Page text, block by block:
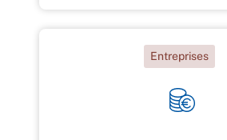
Entreprises